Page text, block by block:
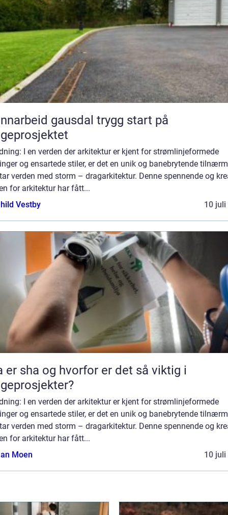
gausdal trygg start på
I en verden der arkitektur er kjent for strømlinjeformede
og ensartede stiler, er det en unik og banebrytende
verden med storm – dragarkitektur. Denne spennende og
for arkitektur har fått...
Vestby
10 juli
er sha og hvorfor er det så viktig i
I en verden der arkitektur er kjent for strømlinjeformede
og ensartede stiler, er det en unik og banebrytende
verden med storm – dragarkitektur. Denne spennende og
for arkitektur har fått...
Moen
10 juli